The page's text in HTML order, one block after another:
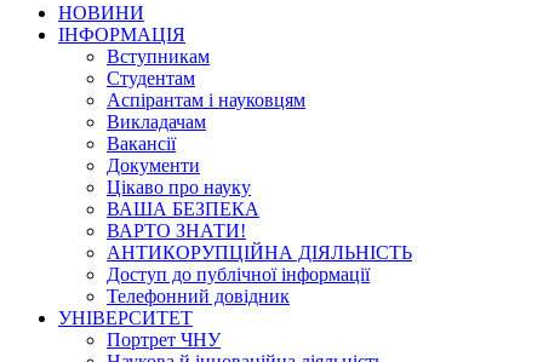
НОВИНИ
ІНФОРМАЦІЯ
Вступникам
Студентам
Аспірантам і науковцям
Викладачам
Вакансії
Документи
Цікаво про науку
ВАША БЕЗПЕКА
ВАРТО ЗНАТИ!
АНТИКОРУПЦІЙНА ДІЯЛЬНІСТЬ
Доступ до публічної інформації
Телефонний довідник
УНІВЕРСИТЕТ
Портрет ЧНУ